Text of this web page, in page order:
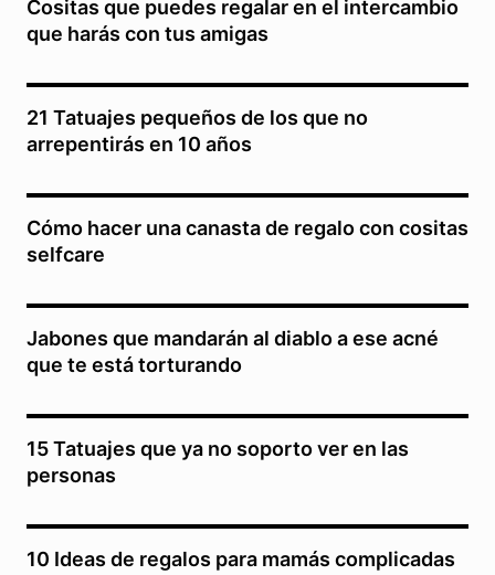
Cositas que puedes regalar en el intercambio
que harás con tus amigas
21 Tatuajes pequeños de los que no
arrepentirás en 10 años
Cómo hacer una canasta de regalo con cositas
selfcare
Jabones que mandarán al diablo a ese acné
que te está torturando
15 Tatuajes que ya no soporto ver en las
personas
10 Ideas de regalos para mamás complicadas